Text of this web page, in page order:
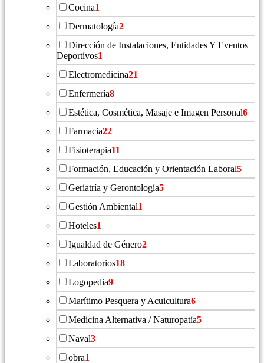
Cocina1
Dermatología2
Dirección de Instalaciones, Entidades Y Eventos
Deportivos1
Electromedicina21
Enfermería8
Estética, Cosmética, Masaje e Imagen Personal6
Farmacia22
Fisioterapia11
Formación, Educación y Orientación Laboral5
Geriatría y Gerontología5
Gestión Ambiental1
Hoteles1
Igualdad de Género2
Laboratorios18
Logopedia9
Marítimo Pesquera y Acuicultura6
Medicina Alternativa / Naturopatía5
Naval3
obra1